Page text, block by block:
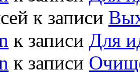
к записи
к записи Для
к записи